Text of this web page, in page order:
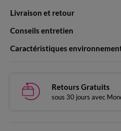
Livraison et retour
Conseils entretien
Caractéristiques
Retours Gratuits
sous 30 jours avec